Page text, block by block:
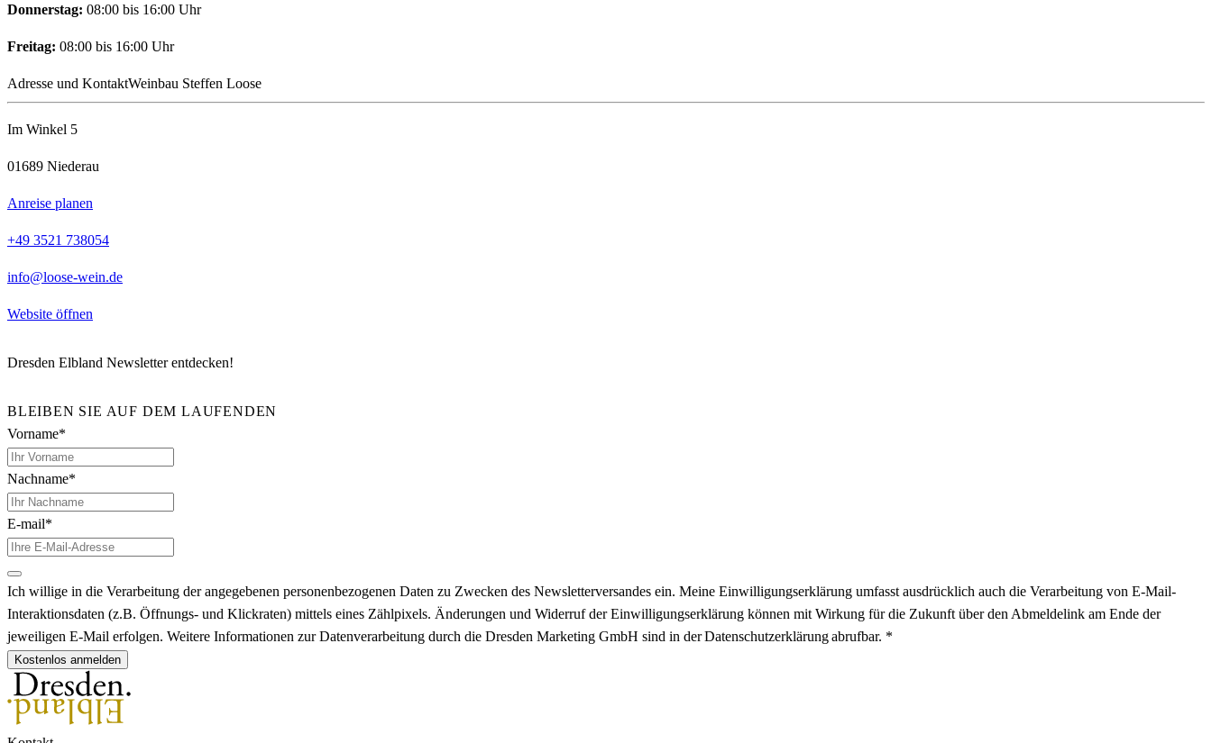
Donnerstag: 08:00 bis 16:00 Uhr
Freitag: 08:00 bis 16:00 Uhr
Adresse und KontaktWeinbau Steffen Loose
Im Winkel 5
01689 Niederau
Anreise planen
+49 3521 738054
info@loose-wein.de
Website öffnen
Dresden Elbland Newsletter entdecken!
BLEIBEN SIE AUF DEM LAUFENDEN
Vorname*
Nachname*
E-mail*
Ich willige in die Verarbeitung der angegebenen personenbezogenen Daten zu Zwecken des Newsletterversandes ein. Meine Einwilligungserklärung umfasst ausdrücklich auch die Verarbeitung von E-Mail-
Interaktionsdaten (z.B. Öffnungs- und Klickraten) mittels eines Zählpixels. Änderungen und Widerruf der Einwilligungserklärung können mit Wirkung für die Zukunft über den Abmeldelink am Ende der
jeweiligen E-Mail erfolgen. Weitere Informationen zur Datenverarbeitung durch die Dresden Marketing GmbH sind in der Datenschutzerklärung abrufbar. *
Kostenlos anmelden